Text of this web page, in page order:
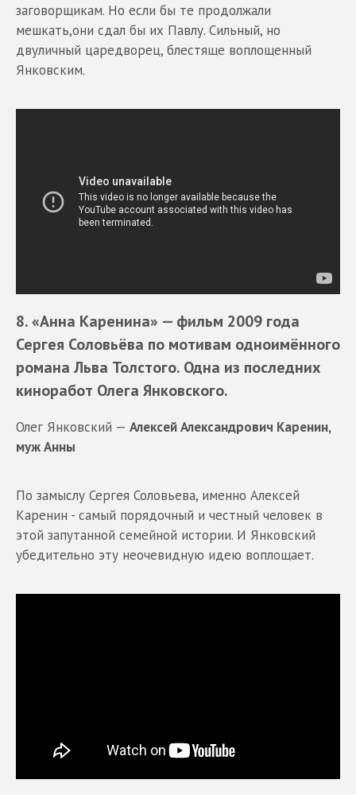
заговорщикам. Но если бы те продолжали
мешкать,они сдал бы их Павлу. Сильный, но
двуличный царедворец, блестяще воплощенный
Янковским.
8. «Анна Каренина» — фильм 2009 года
Сергея Соловьёва по мотивам одноимённого
романа Льва Толстого. Одна из последних
киноработ Олега Янковского.
Олег Янковский — Алексей Александрович Каренин,
муж Анны
По замыслу Сергея Соловьева, именно Алексей
Каренин - самый порядочный и честный человек в
этой запутанной семейной истории. И Янковский
убедительно эту неочевидную идею воплощает.